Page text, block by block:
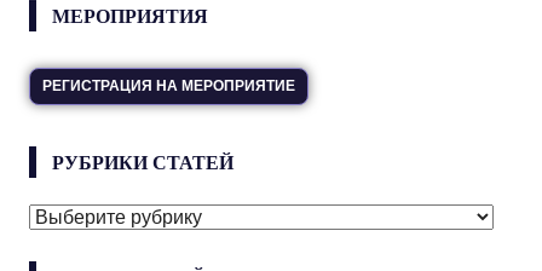
МЕРОПРИЯТИЯ
РЕГИСТРАЦИЯ НА МЕРОПРИЯТИЕ
РУБРИКИ СТАТЕЙ
РУБРИКИ